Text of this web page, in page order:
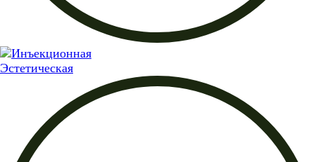
Эстетическая